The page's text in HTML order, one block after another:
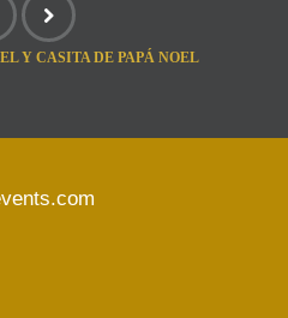
Y CASITA DE PAPÁ NOEL